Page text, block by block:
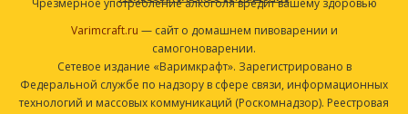
Чрезмерное употребление алкоголя вредит вашему здоровью
Varimcraft.ru — сайт о домашнем пивоварении и
самогоноварении.
Сетевое издание «Варимкрафт». Зарегистрировано в
Федеральной службе по надзору в сфере связи, информационных
технологий и массовых коммуникаций (Роскомнадзор). Реестровая